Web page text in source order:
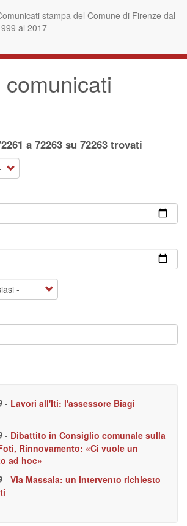
stampa del Comune di Firenze dal
al 2017
a 72263 su 72263 trovati
- Lavori all'Iti: l'assessore Biagi
- Dibattito in Consiglio comunale sulla
Rinnovamento: «Ci vuole un
ad hoc»
- Via Massaia: un intervento richiesto